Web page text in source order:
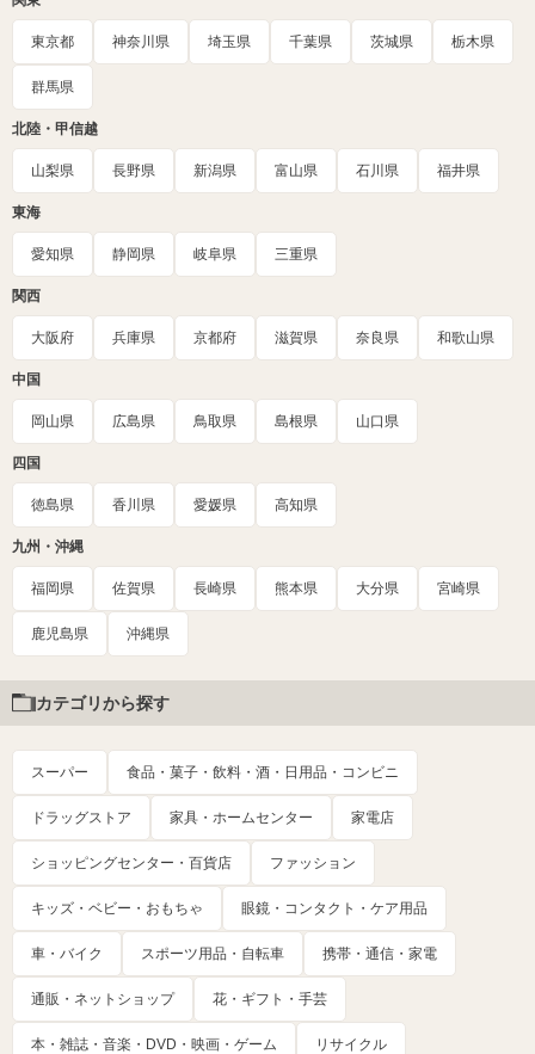
東京都 神奈川県 埼玉県 千葉県 茨城県 栃木県
群馬県
北陸・甲信越
山梨県 長野県 新潟県 富山県 石川県 福井県
東海
愛知県 静岡県 岐阜県 三重県
関西
大阪府 兵庫県 京都府 滋賀県 奈良県 和歌山県
中国
岡山県 広島県 鳥取県 島根県 山口県
四国
徳島県 香川県 愛媛県 高知県
九州・沖縄
福岡県 佐賀県 長崎県 熊本県 大分県 宮崎県
鹿児島県 沖縄県
カテゴリから探す
スーパー 食品・菓子・飲料・酒・日用品・コンビニ
ドラッグストア 家具・ホームセンター 家電店
ショッピングセンター・百貨店 ファッション
キッズ・ベビー・おもちゃ 眼鏡・コンタクト・ケア用品
車・バイク スポーツ用品・自転車 携帯・通信・家電
通販・ネットショップ 花・ギフト・手芸
本・雑誌・音楽・DVD・映画・ゲーム リサイクル